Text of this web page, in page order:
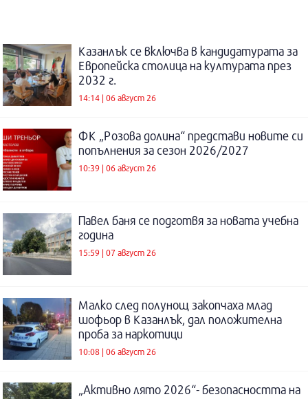
Казанлък се включва в кандидатурата за
Европейска столица на културата през
2032 г.
14:14 | 06 август 26
ФК „Розова долина“ представи новите си
попълнения за сезон 2026/2027
10:39 | 06 август 26
Павел баня се подготвя за новата учебна
година
15:59 | 07 август 26
Малко след полунощ закопчаха млад
шофьор в Казанлък, дал положителна
проба за наркотици
10:08 | 06 август 26
„Активно лято 2026“- безопасността на